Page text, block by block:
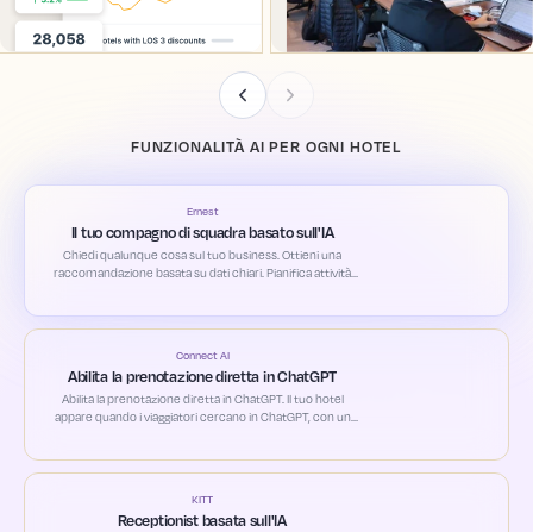
FUNZIONALITÀ AI PER OGNI HOTEL
Ernest
Il tuo compagno di squadra basato sull'IA
Chiedi qualunque cosa sul tuo business. Ottieni una
raccomandazione basata su dati chiari. Pianifica attività
Connect AI
Abilita la prenotazione diretta in ChatGPT
Abilita la prenotazione diretta in ChatGPT. Il tuo hotel
appare quando i viaggiatori cercano in ChatGPT, con un
KITT
Receptionist basata sull'IA